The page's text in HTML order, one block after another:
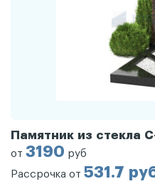
Памятник из стекла
от 3190 руб
Рассрочка от 531.7